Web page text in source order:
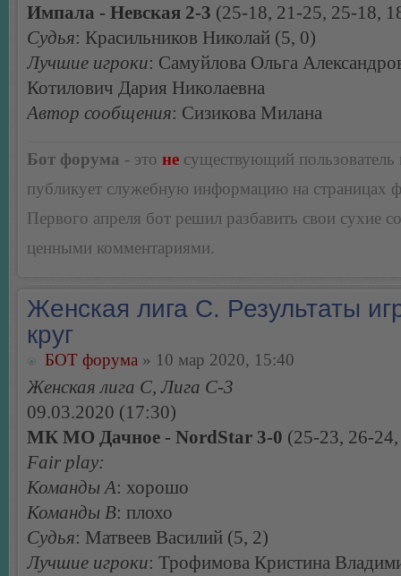
Импала - Невская 2-3 (25-18, 21-25, 25-18,
Судья: Красильников Николай (5, 0)
Лучшие игроки: Самуйлова Ольга
Котилович Дария Николаевна
Автор сообщения: Сизикова Милана
Бот форума - это не существующий пользователь
публикует служебную информацию на страницах
Первого апреля бот решил разбавить свои сухие
ценными комментариями.
Женская лига С. Результаты
круг
БОТ форума » 10 мар 2020, 15:40
Женская лига С, Лига С-3
09.03.2020 (17:30)
МК МО Дачное - NordStar 3-0 (25-23, 26-
Fair play:
Команды А: хорошо
Команды В: плохо
Судья: Матвеев Василий (5, 2)
Лучшие игроки: Трофимова Кристина